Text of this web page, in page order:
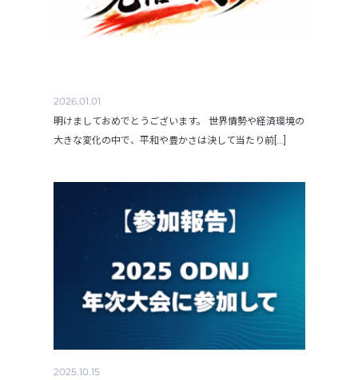
2026.01.01
明けましておめでとうございます。 世界情勢や経済環境の
大きな変化の中で、平和や豊かさは決して当たり前[...]
2025.10.15